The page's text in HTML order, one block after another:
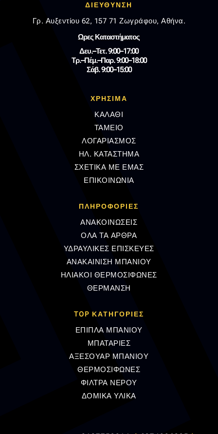
ΔΙΕΥΘΥΝΣΗ
Γρ. Αυξεντίου 62, 157 71 Ζωγράφου, Αθήνα.
Ωρες Καταστήματος
Δευ.–Τετ. 9:00–17:00
Τρ.–Πέμ.–Παρ. 9:00–18:00
Σάβ. 9:00–15:00
ΧΡΗΣΙΜΑ
ΚΑΛΑΘΙ
ΤΑΜΕΙΟ
ΛΟΓΑΡΙΑΣΜΟΣ
ΗΛ. ΚΑΤΑΣΤΗΜΑ
ΣΧΕΤΙΚΑ ΜΕ ΕΜΑΣ
ΕΠΙΚΟΙΝΩΝΙΑ
ΠΛΗΡΟΦΟΡΊΕΣ
ΑΝΑΚΟΙΝΩΣΕΙΣ
ΟΛΑ ΤΑ ΑΡΘΡΑ
ΥΔΡΑΥΛΙΚΕΣ ΕΠΙΣΚΕΥΕΣ
ΑΝΑΚΑΙΝΙΣΗ ΜΠΑΝΙΟΥ
ΗΛΙΑΚΟΙ ΘΕΡΜΟΣΙΦΩΝΕΣ
ΘΕΡΜΑΝΣΗ
TOP ΚΑΤΗΓΟΡΙΕΣ
ΕΠΙΠΛΑ ΜΠΑΝΙΟΥ
ΜΠΑΤΑΡΙΕΣ
ΑΞΕΣΟΥΑΡ ΜΠΑΝΙΟΥ
ΘΕΡΜΟΣΙΦΩΝΕΣ
ΦΙΛΤΡΑ ΝΕΡΟΥ
ΔΟΜΙΚΑ ΥΛΙΚΑ